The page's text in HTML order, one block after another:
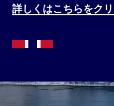
詳しくはこちらをク